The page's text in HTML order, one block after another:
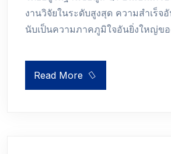
งานวิจัยในระดับสูงสุด ความสำเร็
นับเป็นความภาคภูมิใจอันยิ่งใหญ่ข
Read More